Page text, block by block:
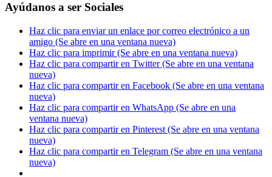
Ayúdanos a ser Sociales
Haz clic para enviar un enlace por correo electrónico a un
amigo (Se abre en una ventana nueva)
Haz clic para imprimir (Se abre en una ventana nueva)
Haz clic para compartir en Twitter (Se abre en una ventana
nueva)
Haz clic para compartir en Facebook (Se abre en una ventana
nueva)
Haz clic para compartir en WhatsApp (Se abre en una
ventana nueva)
Haz clic para compartir en Pinterest (Se abre en una ventana
nueva)
Haz clic para compartir en Telegram (Se abre en una ventana
nueva)